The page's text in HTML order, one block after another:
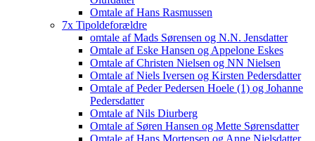
Omtale af Hans Rasmussen
7x Tipoldeforældre
omtale af Mads Sørensen og N.N. Jensdatter
Omtale af Eske Hansen og Appelone Eskes
Omtale af Christen Nielsen og NN Nielsen
Omtale af Niels Iversen og Kirsten Pedersdatter
Omtale af Peder Pedersen Hoele (1) og Johanne
Pedersdatter
Omtale af Nils Diurberg
Omtale af Søren Hansen og Mette Sørensdatter
Omtale af Hans Mortensen og Anne Nielsdatter